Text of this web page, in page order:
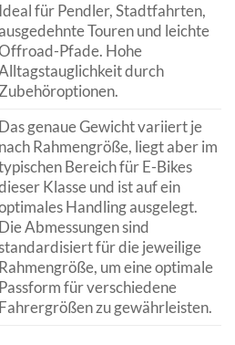
Ideal für Pendler, Stadtfahrten,
Touren und leichte
Pfade. Hohe
durch
Das genaue Gewicht variiert je
nach Rahmengröße, liegt aber im
Bereich für E-Bikes
Klasse und ist auf ein
Handling ausgelegt.
Die Abmessungen sind
für die jeweilige
Rahmengröße, um eine optimale
Passform für verschiedene
Fahrergrößen zu gewährleisten.